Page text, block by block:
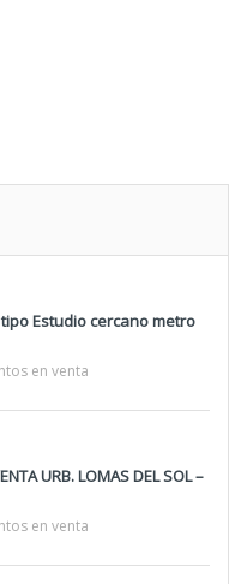
Estudio cercano metro
en venta
URB. LOMAS DEL SOL –
en venta